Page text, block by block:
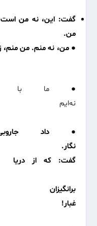
گفت: این، نه من
من.
● من، نه منم. من منم،
● ما با
نه‌ایم
● داد
گفت:
برانگیزان